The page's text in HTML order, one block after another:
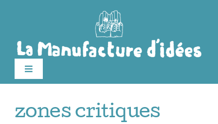
Toggle
Navigation
zones critiques